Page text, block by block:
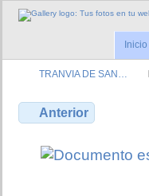
Inicio
TRANVIA DE SAN…
Anterior